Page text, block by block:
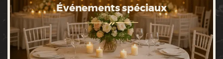
Événements spéciaux